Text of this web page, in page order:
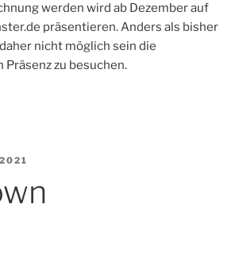
werden wird ab Dezember auf
präsentieren. Anders als bisher
nicht möglich sein die
zu besuchen.